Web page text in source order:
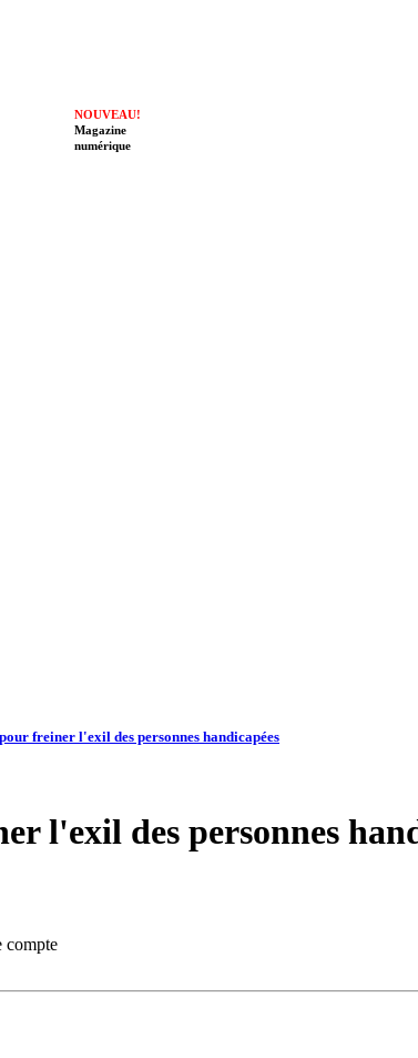
NOUVEAU!
Magazine
numérique
freiner l'exil des personnes handicapées
l'exil des personnes
compte